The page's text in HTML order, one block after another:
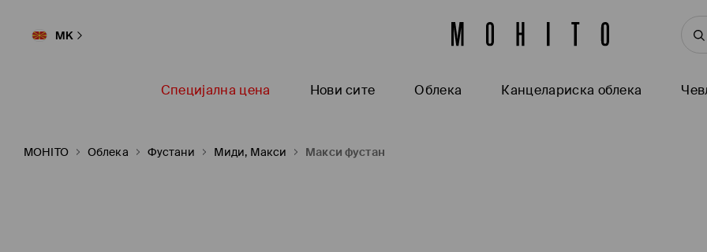
MK
Специјална цена Нови сите Oблека Канцелариска облека
MOHITO Oблека Фустани Миди, Макси Макси фустан